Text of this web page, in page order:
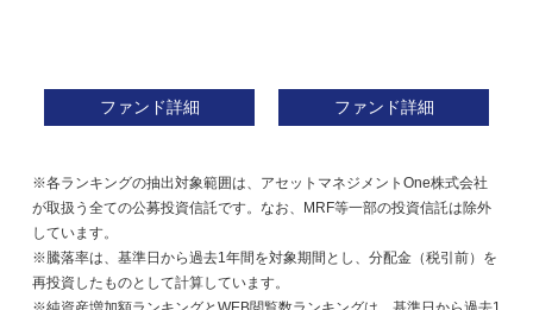
ファンド詳細 ファンド詳細
※各ランキングの抽出対象範囲は、アセットマネジメントOne株式会社
が取扱う全ての公募投資信託です。なお、MRF等一部の投資信託は除外
しています。
※騰落率は、基準日から過去1年間を対象期間とし、分配金（税引前）を
再投資したものとして計算しています。